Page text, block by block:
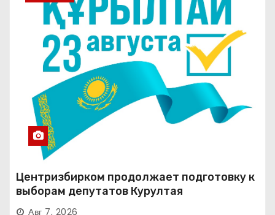
Центризбирком продолжает подготовку к
выборам депутатов Курултая
Авг 7, 2026